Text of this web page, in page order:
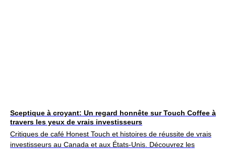
Sceptique à croyant: Un regard honnête sur Touch Coffee à
travers les yeux de vrais investisseurs
Critiques de café Honest Touch et histoires de réussite de vrais
investisseurs au Canada et aux États-Unis. Découvrez les